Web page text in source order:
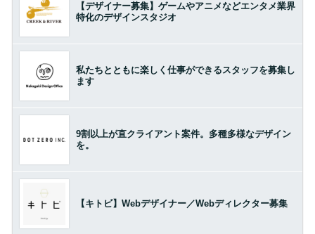
【デザイナー募集】ゲームやアニメなどエンタメ業界
特化のデザインスタジオ
私たちとともに楽しく仕事ができるスタッフを募集し
ます
9割以上が直クライアント案件。多種多様なデザイン
を。
【キトビ】Webデザイナー／Webディレクター募集